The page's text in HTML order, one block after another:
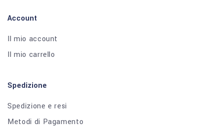
Account
Il mio account
Il mio carrello
Spedizione
Spedizione e resi
Metodi di Pagamento